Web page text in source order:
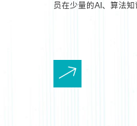
员在少量的AI、算法